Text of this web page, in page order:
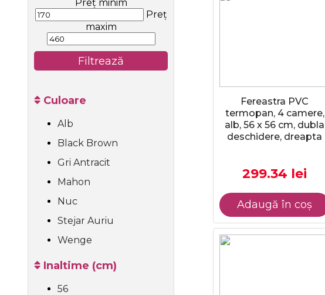
Preț minim
Preț
maxim
Filtrează
Culoare
Alb
Black Brown
Gri Antracit
Mahon
Nuc
Stejar Auriu
Wenge
Inaltime (cm)
56
Fereastra PVC
termopan, 4 camere,
alb, 56 x 56 cm, dubla
deschidere, dreapta
299.34 lei
Adaugă în coș